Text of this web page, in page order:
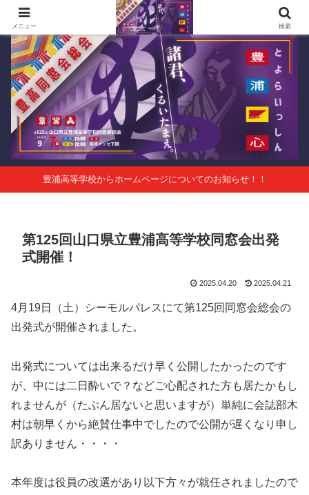
第125回山口県立豊浦高等学校同窓会総会 会報Vol.63
豊浦高等学校からホームページについてのお知らせ！！
第125回山口県立豊浦高等学校同窓会出発
式開催！
2025.04.20 2025.04.21
4月19日（土）シーモルパレスにて第125回同窓会総会の
出発式が開催されました。
出発式については出来るだけ早く公開したかったのです
が、中には二日酔いで？などご心配された方も居たかもし
れませんが（たぶん居ないと思いますが）単純に会誌部木
村は朝早くから絶賛仕事中でしたので公開が遅くなり申し
訳ありません・・・・
本年度は役員の改選があり以下方々が就任されましたので
メニュー 検索